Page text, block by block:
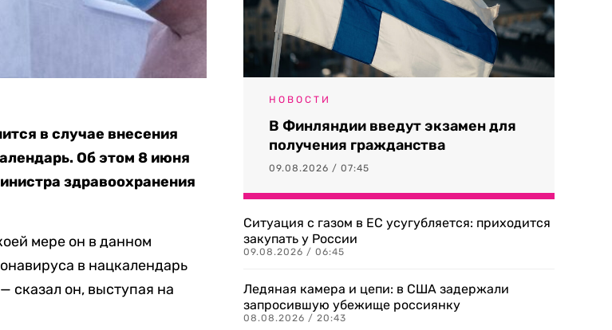
в случае внесения
Об этом 8 июня
здравоохранения
мере он в данном
в нацкалендарь
сказал он, выступая на
НОВОСТИ
В Финляндии введут экзамен для
получения гражданства
09.08.2026 / 07:45
Ситуация с газом в ЕС усугубляется: приходится
закупать у России
09.08.2026 / 06:45
Ледяная камера и цепи: в США задержали
запросившую убежище россиянку
08.08.2026 / 20:43